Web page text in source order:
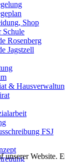
Shop
Schule
Rosenberg
Jagstzell
&
FSJ
unserer Website.